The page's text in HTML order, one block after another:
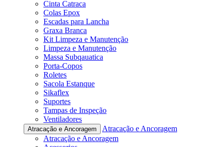
Cinta Catraca
Colas Epox
Escadas para Lancha
Graxa Branca
Kit Limpeza e Manutenção
Limpeza e Manutenção
Massa Subqauatica
Porta-Copos
Roletes
Sacola Estanque
Sikaflex
Suportes
Tampas de Inspeção
Ventiladores
Atracação e Ancoragem
Atracação e Ancoragem
Atracação e Ancoragem